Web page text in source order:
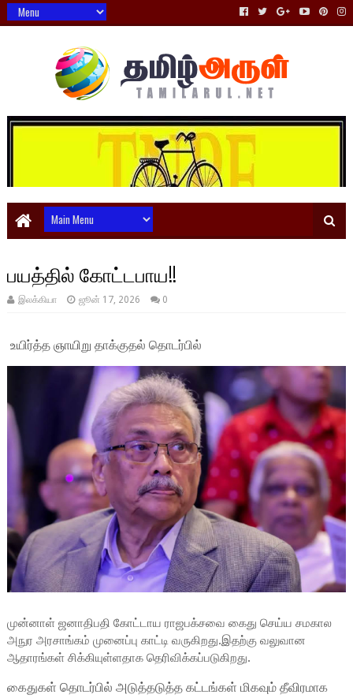
பயத்தில் கோட்டபாய!!
இலக்கியா ஜூன் 17, 2026 0
உயிர்த்த ஞாயிறு தாக்குதல் தொடர்பில்
முன்னாள் ஜனாதிபதி கோட்டாய ராஜபக்சவை கைது செய்ய சமகால
அநுர அரசாங்கம் முனைப்பு காட்டி வருகிறது.இதற்கு வலுவான
ஆதாரங்கள் சிக்கியுள்ளதாக தெரிவிக்கப்படுகிறது.
கைதுகள் தொடர்பில் அடுத்தடுத்த கட்டங்கள் மிகவும் தீவிரமாக